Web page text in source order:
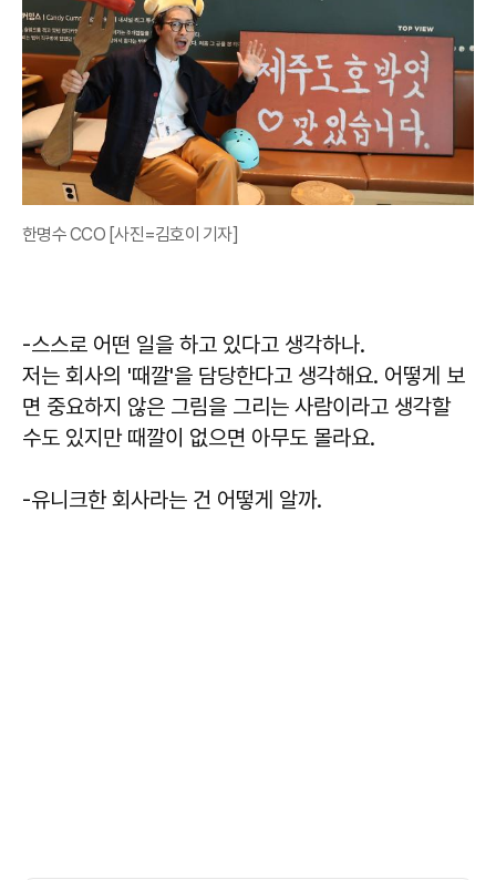
한명수 CCO [사진=김호이 기자]
-스스로 어떤 일을 하고 있다고 생각하나.
저는 회사의 '때깔'을 담당한다고 생각해요. 어떻게 보
면 중요하지 않은 그림을 그리는 사람이라고 생각할
수도 있지만 때깔이 없으면 아무도 몰라요.
-유니크한 회사라는 건 어떻게 알까.